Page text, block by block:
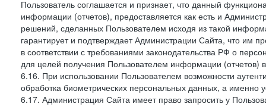
Пользователь соглашается и признает, что данный
информации (отчетов), предоставляется как есть и
решений, сделанных Пользователем исходя из такой
гарантирует и подтверждает Администрации Сайта, что им
в соответствии с требованиями законодательства РФ о
для целей получения Пользователем информации (отчетов)
6.16. При использовании Пользователем возможности
обработка биометрических персональных данных, а именно
6.17. Администрация Сайта имеет право запросить у